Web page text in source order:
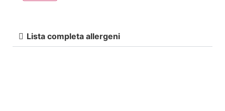
Lista completa allergeni